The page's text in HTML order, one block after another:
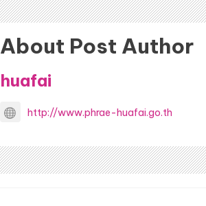
About Post Author
huafai
http://www.phrae-huafai.go.th